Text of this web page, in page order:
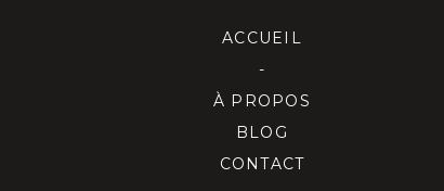
ACCUEIL
-
À PROPOS
BLOG
CONTACT